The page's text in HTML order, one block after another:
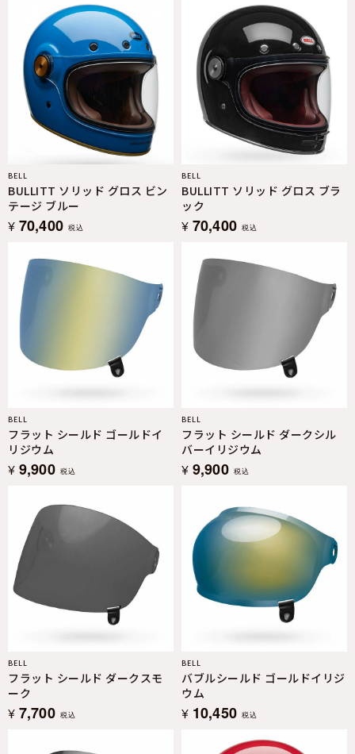
BELL
BULLITT ソリッド グロス ビン
テージ ブルー
¥ 70,400 税込
BELL
BULLITT ソリッド グロス ブラ
ック
¥ 70,400 税込
BELL
フラット シールド ゴールドイ
リジウム
¥ 9,900 税込
BELL
フラット シールド ダークシル
バーイリジウム
¥ 9,900 税込
BELL
フラット シールド ダークスモ
ーク
¥ 7,700 税込
BELL
バブルシールド ゴールドイリジ
ウム
¥ 10,450 税込